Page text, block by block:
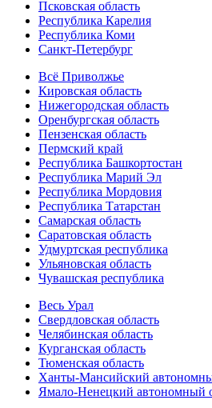
Псковская область
Республика Карелия
Республика Коми
Санкт-Петербург
Всё Приволжье
Кировская область
Нижегородская область
Оренбургская область
Пензенская область
Пермский край
Республика Башкортостан
Республика Марий Эл
Республика Мордовия
Республика Татарстан
Самарская область
Саратовская область
Удмуртская республика
Ульяновская область
Чувашская республика
Весь Урал
Свердловская область
Челябинская область
Курганская область
Тюменская область
Ханты-Мансийский
Ямало-Ненецкий автономный